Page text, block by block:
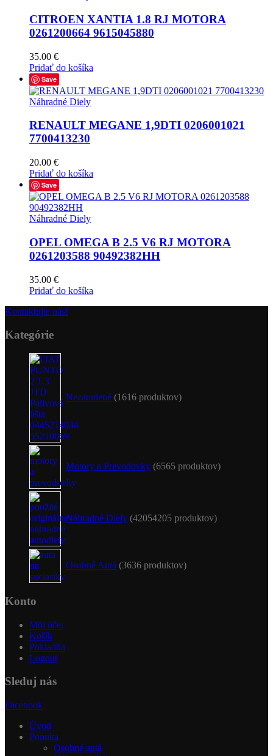
CITROEN XANTIA 1.8 RJ MOTORA
0261200664 9615045880
35.00 €
Pridať do košíka
Save
Náhradné Diely
RENAULT MEGANE 1,9DTI 0206001021
7700413230
20.00 €
Pridať do košíka
Save
Náhradné Diely
OPEL OMEGA B 2.5 V6 RJ MOTORA
0261203588 90492382HH
35.00 €
Pridať do košíka
Kontaktujte nás!
Kategórie
Nezaradené 1616 produktov
Motory a Prevodovky 6565 produktov
Náhradné Diely 42054205 produktov
Osobné Autá 3636 produktov
Konto
Môj účet
Košík
Pokladňa
Logout
Sleduj nás
Facebook
Úvod
Ponuka
Osobné autá